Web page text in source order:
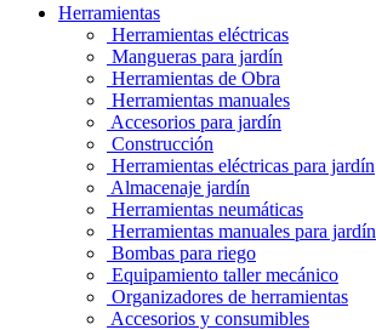
Herramientas
Herramientas eléctricas
Mangueras para jardín
Herramientas de Obra
Herramientas manuales
Accesorios para jardín
Construcción
Herramientas eléctricas para jardín
Almacenaje jardín
Herramientas neumáticas
Herramientas manuales para jardín
Bombas para riego
Equipamiento taller mecánico
Organizadores de herramientas
Accesorios y consumibles